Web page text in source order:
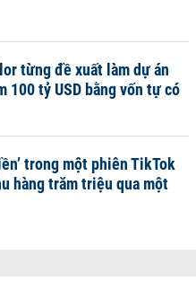
từng đề xuất làm dự án
100 tỷ USD bằng vốn tự có
trong một phiên TikTok
hàng trăm triệu qua một